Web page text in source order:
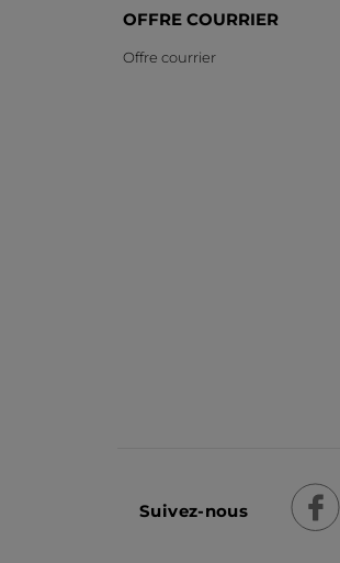
OFFRE COURRIER
Offre courrier
Suivez-nous